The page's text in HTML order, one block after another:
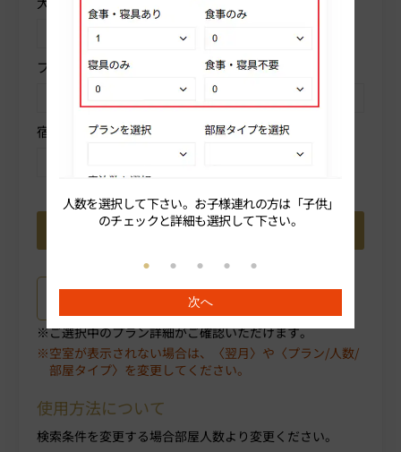
人数を選択して下さい。お子様連れの方は「子供」
のチェックと詳細も選択して下さい。
次へ
プランを選択 部屋タイプを選択
宿泊数を選択
ご選択中のプラン詳細がご確認いただけます。
空室が表示されない場合は、〈翌月〉や〈プラン/人数/
部屋タイプ〉を変更してください。
使用方法について
検索条件を変更する場合部屋人数より変更ください。